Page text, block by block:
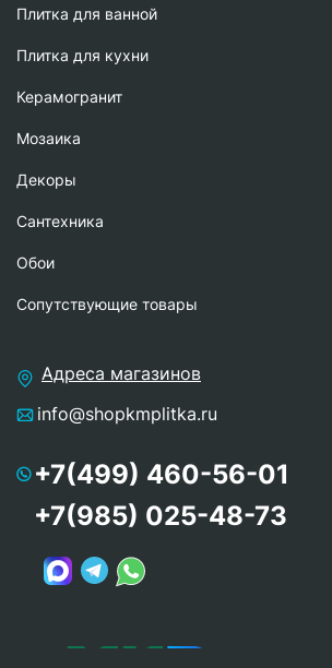
Плитка для ванной
Плитка для кухни
Керамогранит
Мозаика
Декоры
Сантехника
Обои
Сопутствующие товары
Адреса магазинов
info@shopkmplitka.ru
+7(499) 460-56-01
+7(985) 025-48-73